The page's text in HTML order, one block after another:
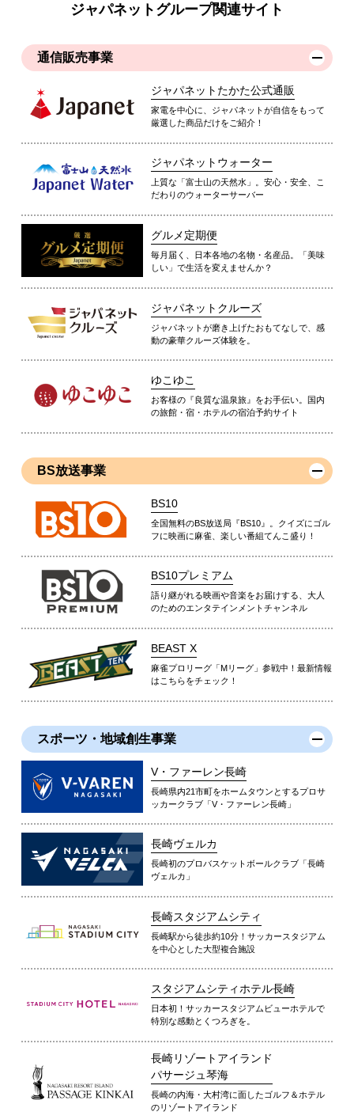
ジャパネットグループ関連サイト
通信販売事業
ジャパネットたかた公式通販
家電を中心に、ジャパネットが自信をもって
厳選した商品だけをご紹介！
ジャパネットウォーター
上質な「富士山の天然水」。安心・安全、こ
だわりのウォーターサーバー
グルメ定期便
毎月届く、日本各地の名物・名産品。「美味
しい」で生活を変えませんか？
ジャパネットクルーズ
ジャパネットが磨き上げたおもてなしで、感
動の豪華クルーズ体験を。
ゆこゆこ
お客様の『良質な温泉旅』をお手伝い。国内
の旅館・宿・ホテルの宿泊予約サイト
BS放送事業
BS10
全国無料のBS放送局『BS10』。クイズにゴル
フに映画に麻雀、楽しい番組てんこ盛り！
BS10プレミアム
語り継がれる映画や音楽をお届けする、大人
のためのエンタテインメントチャンネル
BEAST X
麻雀プロリーグ「Mリーグ」参戦中！最新情報
はこちらをチェック！
スポーツ・地域創生事業
V・ファーレン長崎
長崎県内21市町をホームタウンとするプロサ
ッカークラブ「V・ファーレン長崎」
長崎ヴェルカ
長崎初のプロバスケットボールクラブ「長崎
ヴェルカ」
長崎スタジアムシティ
長崎駅から徒歩約10分！サッカースタジアム
を中心とした大型複合施設
スタジアムシティホテル長崎
日本初！サッカースタジアムビューホテルで
特別な感動とくつろぎを。
長崎リゾートアイランド
パサージュ琴海
長崎の内海・大村湾に面したゴルフ＆ホテル
のリゾートアイランド